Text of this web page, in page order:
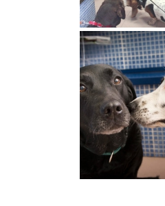
Sala de espera